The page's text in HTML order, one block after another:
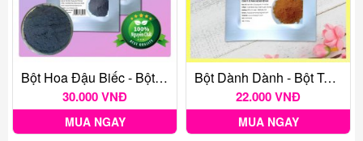
Bột Hoa Đậu Biếc - Bột Tạo Màu Thực Phẩm Tự Nhiên Gói 20G
30.000 VNĐ
MUA NGAY
Bột Dành Dành - Bột Tạo Màu Thực Phẩm Tự Nhiên Gói 20G
22.000 VNĐ
MUA NGAY